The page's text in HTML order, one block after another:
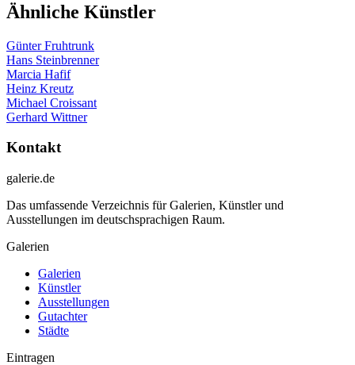
Ähnliche Künstler
Günter Fruhtrunk
Hans Steinbrenner
Marcia Hafif
Heinz Kreutz
Michael Croissant
Gerhard Wittner
Kontakt
galerie.de
Das umfassende Verzeichnis für Galerien, Künstler und
Ausstellungen im deutschsprachigen Raum.
Galerien
Galerien
Künstler
Ausstellungen
Gutachter
Städte
Eintragen